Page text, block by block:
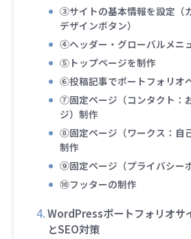
③サイトの基本情報を設定（
デザインボタン）
➃ヘッダー・グローバルメニ
⑤トップページを制作
➅投稿記事でポートフォリオ
⑦固定ページ（コンタクト：
ジ）制作
⑧固定ページ（ワークス：自
制作
⑨固定ページ（プライバシー
⑩フッターの制作
WordPressポートフォリオサ
とSEO対策